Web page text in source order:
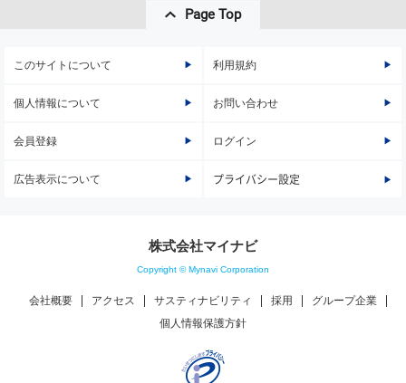
Page Top
このサイトについて 利用規約
個人情報について お問い合わせ
会員登録 ログイン
広告表示について プライバシー設定
株式会社マイナビ
Copyright © Mynavi Corporation
会社概要 アクセス サスティナビリティ 採用
グループ企業
個人情報保護方針